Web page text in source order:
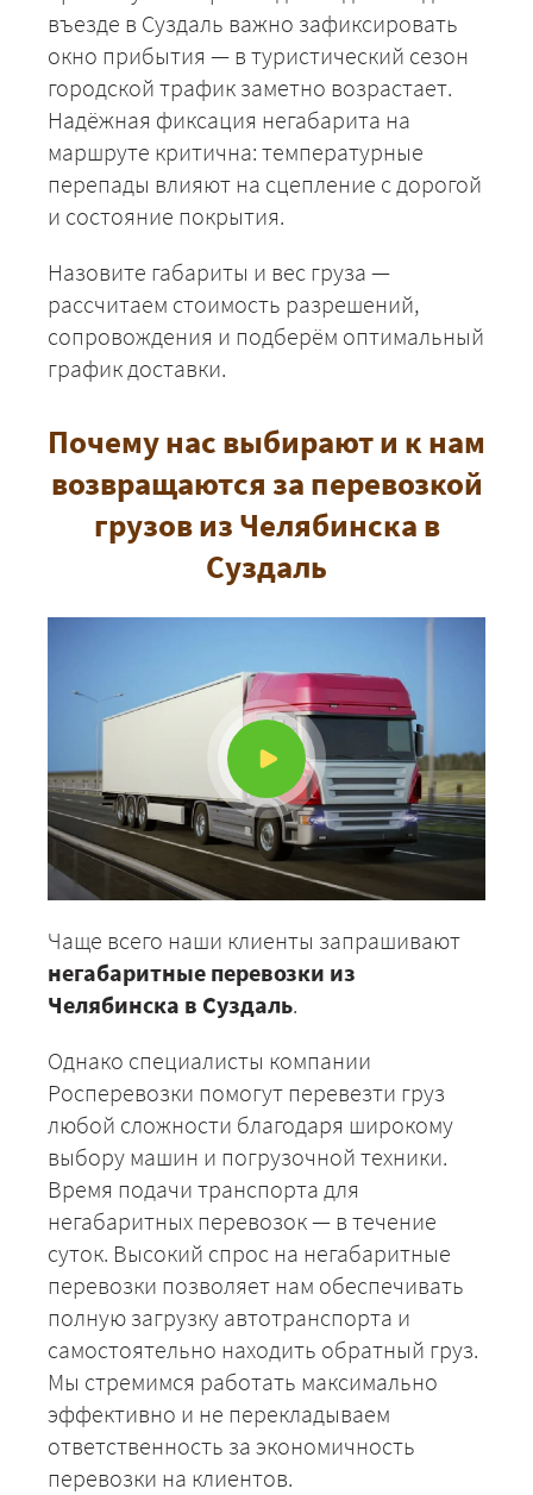
въезде в Суздаль важно зафиксировать
окно прибытия — в туристический сезон
городской трафик заметно возрастает.
Надёжная фиксация негабарита на
маршруте критична: температурные
перепады влияют на сцепление с дорогой
и состояние покрытия.
Назовите габариты и вес груза —
рассчитаем стоимость разрешений,
сопровождения и подберём оптимальный
график доставки.
Почему нас выбирают и к нам
возвращаются за перевозкой
грузов из Челябинска в
Суздаль
Чаще всего наши клиенты запрашивают
негабаритные перевозки из
Челябинска в Суздаль.
Однако специалисты компании
Росперевозки помогут перевезти груз
любой сложности благодаря широкому
выбору машин и погрузочной техники.
Время подачи транспорта для
негабаритных перевозок — в течение
суток. Высокий спрос на негабаритные
перевозки позволяет нам обеспечивать
полную загрузку автотранспорта и
самостоятельно находить обратный груз.
Мы стремимся работать максимально
эффективно и не перекладываем
ответственность за экономичность
перевозки на клиентов.
+7 (499) 520-05-23